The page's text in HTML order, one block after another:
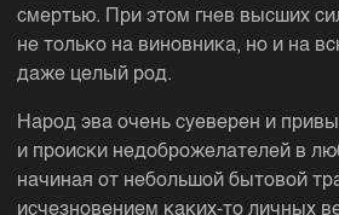
смертью. При этом гнев высших
не только на виновника, но и на
даже целый род.
Народ эва очень суеверен и
и происки недоброжелателей в
начиная от небольшой бытовой
исчезновением каких-то личных